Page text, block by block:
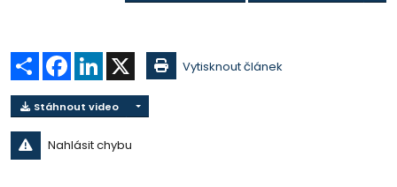
Sdílet Facebook
LinkedIn Vytisknout článek
Stáhnout video
Nahlásit chybu